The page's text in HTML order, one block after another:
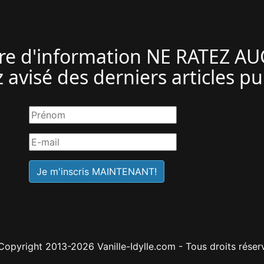
d'information NE RATEZ
avisé des derniers articles
2013-2026 Vanille-Idylle.com - Tous droits